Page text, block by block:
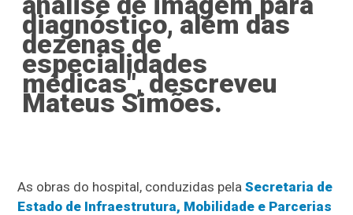
diagnóstico, além das
dezenas de
especialidades
médicas", descreveu
Mateus Simões.
As obras do hospital, conduzidas pelaSecretaria de
Estado de Infraestrutura, Mobilidade e Parcerias